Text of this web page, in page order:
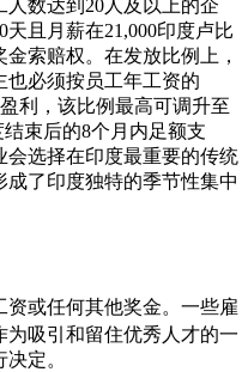
数达到20人及以上的企
且月薪在21,000印度卢比
索赔权。在发放比例上，
也必须按员工年工资的
利，该比例最高可调升至
束后的8个月内足额支
选择在印度最重要的传统
了印度独特的季节性集中
资或任何其他奖金。一些雇
吸引和留住优秀人才的一
定。